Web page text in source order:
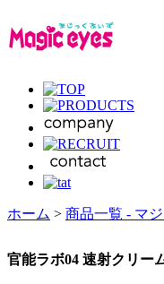
ホーム > 商品一覧 - マ
官能ラボ04 速射クリ